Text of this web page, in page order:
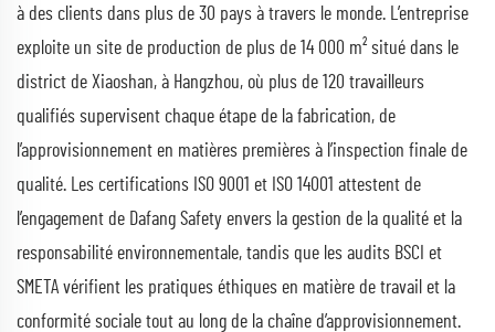
à des clients dans plus de 30 pays à travers le monde. L’entreprise
exploite un site de production de plus de 14 000 m² situé dans le
district de Xiaoshan, à Hangzhou, où plus de 120 travailleurs
qualifiés supervisent chaque étape de la fabrication, de
l’approvisionnement en matières premières à l’inspection finale de
qualité. Les certifications ISO 9001 et ISO 14001 attestent de
l’engagement de Dafang Safety envers la gestion de la qualité et la
responsabilité environnementale, tandis que les audits BSCI et
SMETA vérifient les pratiques éthiques en matière de travail et la
conformité sociale tout au long de la chaîne d’approvisionnement.